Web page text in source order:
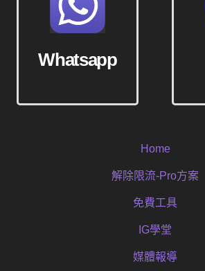
Whatsapp
Home
解除限流-Pro方案
免費工具
IG學堂
媒體報導